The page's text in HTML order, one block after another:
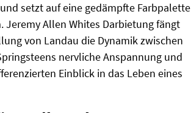
setzt auf eine gedämpfte Farbpalette
Allen Whites Darbietung fängt
von Landau die Dynamik zwischen
nervliche Anspannung und
Einblick in das Leben eines